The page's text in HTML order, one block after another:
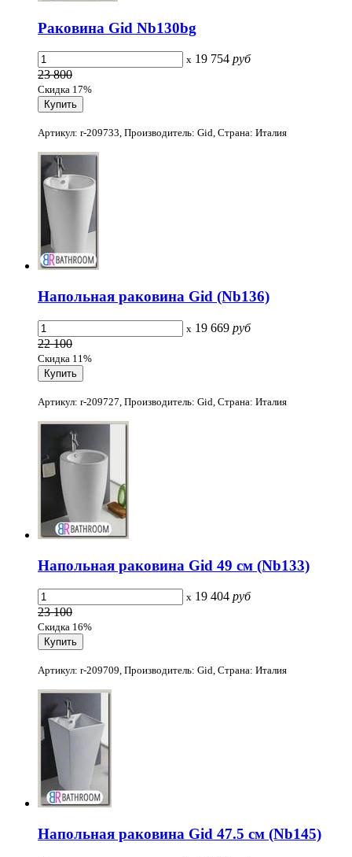
Раковина Gid Nb130bg
x 19 754 руб
23 800
Скидка 17%
Артикул: r-209733, Производитель: Gid, Страна: Италия
Напольная раковина Gid (Nb136)
x 19 669 руб
22 100
Скидка 11%
Артикул: r-209727, Производитель: Gid, Страна: Италия
Напольная раковина Gid 49 см (Nb133)
x 19 404 руб
23 100
Скидка 16%
Артикул: r-209709, Производитель: Gid, Страна: Италия
Напольная раковина Gid 47.5 см (Nb145)